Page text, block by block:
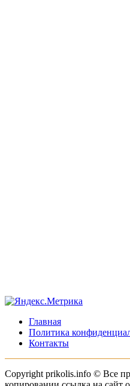
Главная
Политика
Контакты
Copyright prikolis.info © Все